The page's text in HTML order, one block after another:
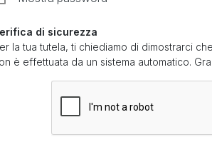
di sicurezza
la tua tutela, ti chiediamo di dimostrarci
è effettuata da un sistema automatico.